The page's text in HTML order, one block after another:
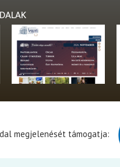
megjelenését támogatja: